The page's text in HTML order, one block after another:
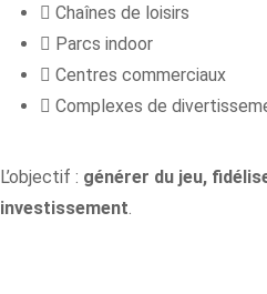
Chaînes de loisirs
Parcs indoor
Centres commerciaux
Complexes de
L’objectif : générer du jeu,
investissement